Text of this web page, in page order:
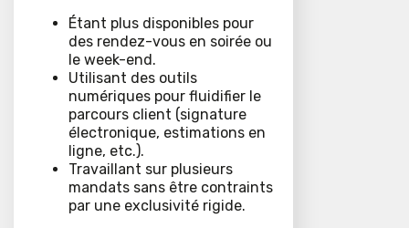
Étant plus disponibles pour
des rendez-vous en soirée ou
le week-end.
Utilisant des outils
numériques pour fluidifier le
parcours client (signature
électronique, estimations en
ligne, etc.).
Travaillant sur plusieurs
mandats sans être contraints
par une exclusivité rigide.